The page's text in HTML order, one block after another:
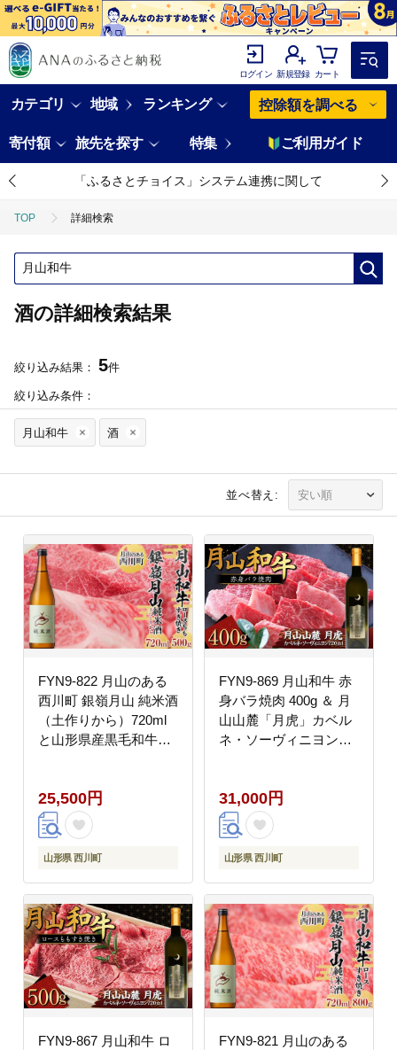
ログイン 新規登録 カート
カテゴリ 地域 ランキング 控除額を調べる
寄付額 旅先を探す 特集 ご利用ガイド
「ふるさとチョイス」システム連携に関して
TOP 詳細検索
酒の詳細検索結果
絞り込み結果： 5件
絞り込み条件：
月山和牛 酒
並べ替え:
FYN9-822 月山のある
西川町 銀嶺月山 純米酒
（土作りから）720ml
と山形県産黒毛和牛
500g 山形県 西川町 日
本酒 酒 アルコール
25,500円
山形県 西川町
FYN9-869 月山和牛 赤
身バラ焼肉 400g ＆ 月
山山麓「月虎」カベル
ネ・ソーヴィニヨン
31,000円
山形県 西川町
FYN9-867 月山和牛 ロ
FYN9-821 月山のある